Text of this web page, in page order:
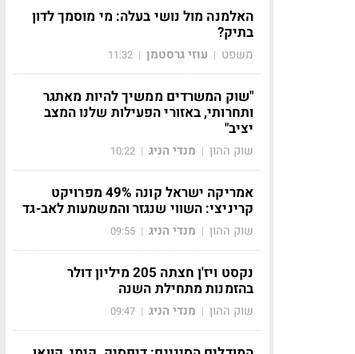
האלמנה מול נושי בעלה: מי מוסמך לדון
בתיק?
משפט | עוזי גרסטמן |
11:32
"שוק המשרדים ממשיך להיות מאתגר
ותחרותי, באזורי הפעילות שלנו המצב
יציב"
שוק ההון | מנדי הניג |
10:22
אמריקה ישראל קונה 49% מפרויקט
קריניצי: השווי שנגזר והמשמעות לאב-גד
שוק ההון | מנדי הניג |
09:55
נקסט ויז'ן חצתה 205 מיליון דולר
בהזמנות מתחילת השנה
שוק ההון | מנדי הניג |
09:47